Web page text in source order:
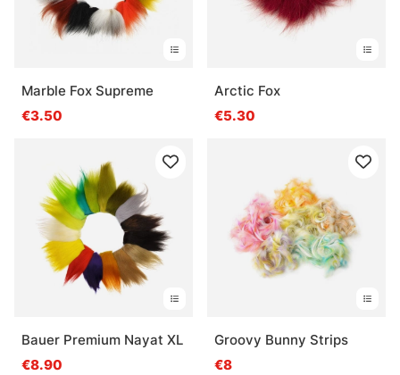
Marble Fox Supreme
€3.50
Arctic Fox
€5.30
Bauer Premium Nayat XL
€8.90
Groovy Bunny Strips
€8